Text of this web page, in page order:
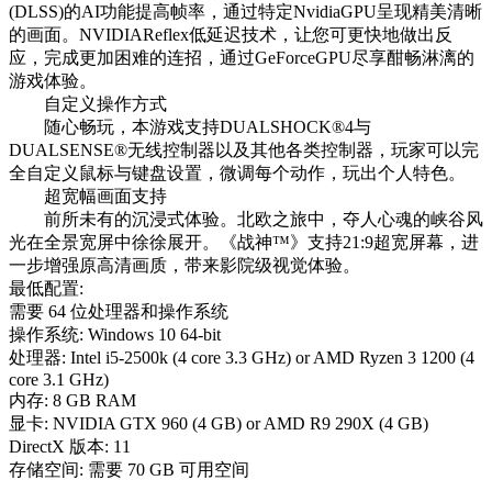
(DLSS)的AI功能提高帧率，通过特定NvidiaGPU呈现精美清晰
的画面。NVIDIAReflex低延迟技术，让您可更快地做出反
应，完成更加困难的连招，通过GeForceGPU尽享酣畅淋漓的
游戏体验。
自定义操作方式
随心畅玩，本游戏支持DUALSHOCK®4与
DUALSENSE®无线控制器以及其他各类控制器，玩家可以完
全自定义鼠标与键盘设置，微调每个动作，玩出个人特色。
超宽幅画面支持
前所未有的沉浸式体验。北欧之旅中，夺人心魂的峡谷风
光在全景宽屏中徐徐展开。《战神™》支持21:9超宽屏幕，进
一步增强原高清画质，带来影院级视觉体验。
最低配置:
需要 64 位处理器和操作系统
操作系统: Windows 10 64-bit
处理器: Intel i5-2500k (4 core 3.3 GHz) or AMD Ryzen 3 1200 (4
core 3.1 GHz)
内存: 8 GB RAM
显卡: NVIDIA GTX 960 (4 GB) or AMD R9 290X (4 GB)
DirectX 版本: 11
存储空间: 需要 70 GB 可用空间